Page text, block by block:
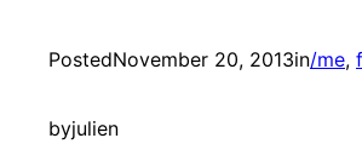
PostedNovember 20, 2013in/me,
byjulien